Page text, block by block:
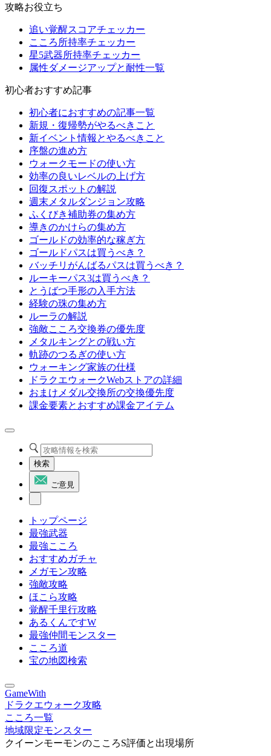
攻略お役立ち
追い覚醒スコアチェッカー
こころ所持率チェッカー
星5武器所持率チェッカー
属性ダメージアップと耐性一覧
初心者おすすめ記事
初心者におすすめの記事一覧
新規・復帰勢がやるべきこと
新イベント情報とやるべきこと
序盤の進め方
ウォークモードの使い方
効率の良いレベルの上げ方
回復スポットの解説
週末メタルダンジョン攻略
ふくびき補助券の集め方
導きのかけらの集め方
ゴールドの効率的な稼ぎ方
ゴールドパスは買うべき？
バッチリがんばるパスは買うべき？
ルーキーパス3は買うべき？
とうばつ手形の入手方法
経験の珠の集め方
ルーラの解説
強敵こころ交換券の優先度
メタルキングとの戦い方
軌跡のつるぎの使い方
ウォーキング家族の仕様
ドラクエウォークWebストアの詳細
おまけメダル交換所の交換優先度
課金要素とおすすめ課金アイテム
検索
ご意見
トップページ
最強武器
最強こころ
おすすめガチャ
メガモン攻略
強敵攻略
ほこら攻略
覚醒千里行攻略
あるくんですW
最強仲間モンスター
こころ道
宝の地図検索
GameWith
ドラクエウォーク攻略
こころ一覧
地域限定モンスター
クイーンモーモンのこころS評価と出現場所